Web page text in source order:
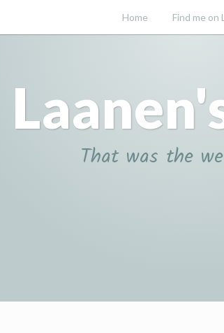
Home Find me on
That was the